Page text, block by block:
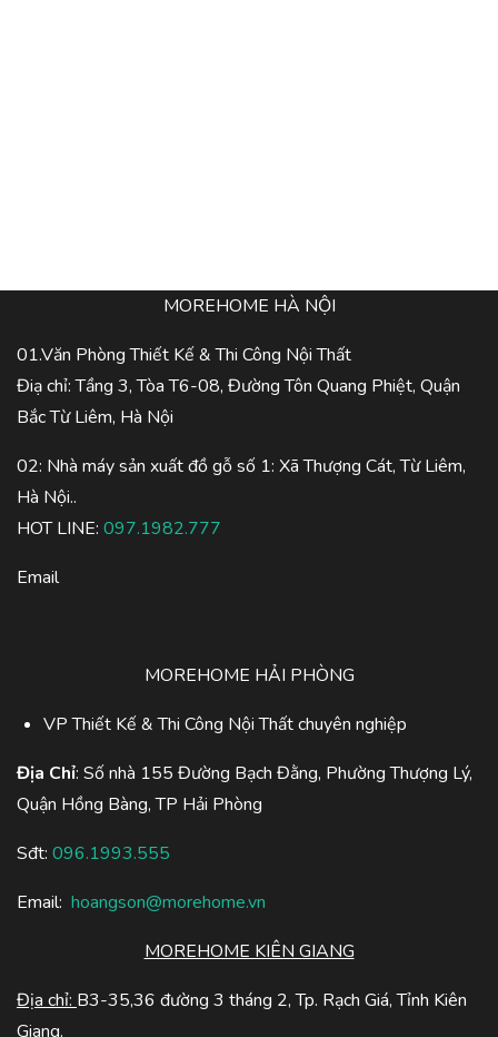
MOREHOME HÀ NỘI
01.Văn Phòng Thiết Kế & Thi Công Nội Thất
Điạ chỉ: Tầng 3, Tòa T6-08, Đường Tôn Quang Phiệt, Quận
Bắc Từ Liêm, Hà Nội
02: Nhà máy sản xuất đồ gỗ số 1: Xã Thượng Cát, Từ Liêm,
Hà Nội..
HOT LINE: 097.1982.777
Email
MOREHOME HẢI PHÒNG
VP Thiết Kế & Thi Công Nội Thất chuyên nghiệp
Địa Chỉ: Số nhà 155 Đường Bạch Đằng, Phường Thượng Lý,
Quận Hồng Bàng, TP Hải Phòng
Sđt: 096.1993.555
Email: hoangson@morehome.vn
MOREHOME KIÊN GIANG
Địa chỉ: B3-35,36 đường 3 tháng 2, Tp. Rạch Giá, Tỉnh Kiên
Giang.